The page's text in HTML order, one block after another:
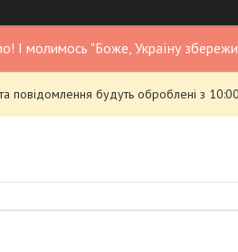
І молимось "Боже, Україну
повідомлення будуть оброблені з